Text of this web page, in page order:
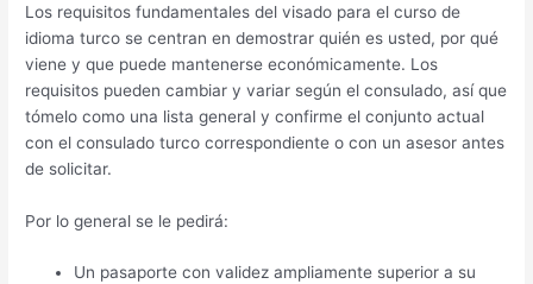
Los requisitos fundamentales del visado para el curso de
idioma turco se centran en demostrar quién es usted, por qué
viene y que puede mantenerse económicamente. Los
requisitos pueden cambiar y variar según el consulado, así que
tómelo como una lista general y confirme el conjunto actual
con el consulado turco correspondiente o con un asesor antes
de solicitar.
Por lo general se le pedirá:
Un pasaporte con validez ampliamente superior a su